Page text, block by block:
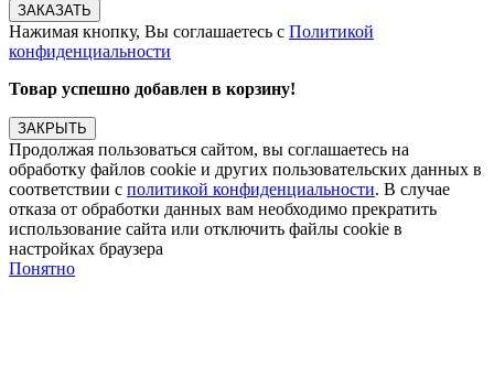
Нажимая кнопку, Вы соглашаетесь с Политикой
конфиденциальности
Товар успешно добавлен в корзину!
ЗАКРЫТЬ
Продолжая пользоваться сайтом, вы соглашаетесь на
обработку файлов cookie и других пользовательских данных в
соответствии с политикой конфиденциальности. В случае
отказа от обработки данных вам необходимо прекратить
использование сайта или отключить файлы cookie в
настройках браузера
Понятно